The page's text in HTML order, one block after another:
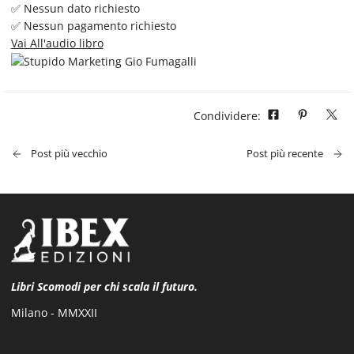
✅ Nessun dato richiesto
✅ Nessun pagamento richiesto
Vai All'audio libro
Condividere:
Post più vecchio Post più recente
Libri Scomodi per chi scala il futuro.
Milano - MMXXII